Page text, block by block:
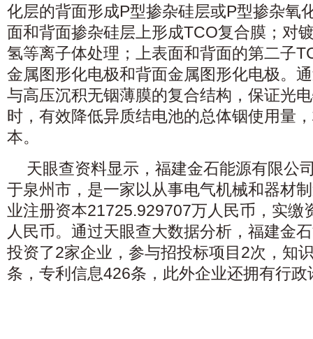
化层的背面形成P型掺杂硅层或P型掺杂氧
面和背面掺杂硅层上形成TCO复合膜；对
氢等离子体处理；上表面和背面的第二子
金属图形化电极和背面金属图形化电极。
与高压沉积无铟薄膜的复合结构，保证光
时，有效降低异质结电池的总体铟使用量
本。
天眼查资料显示，福建金石能源有限公
于泉州市，是一家以从事电气机械和器材
业注册资本21725.929707万人民币，实缴
人民币。通过天眼查大数据分析，福建金
投资了2家企业，参与招投标项目2次，知
条，专利信息426条，此外企业还拥有行政